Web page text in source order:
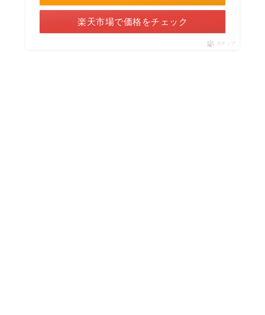
楽天市場で価格をチェック
ポチップ